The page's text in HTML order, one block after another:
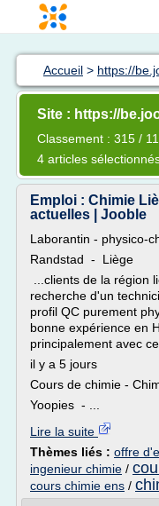
Accueil > https://
Site : https://
Classement : 315 /
4 articles
Emploi : Chimie
actuelles | Jooble
Laborantin - physico-
Randstad - Liège
...clients de la région
recherche d'un
profil QC purement
bonne expérience en
principalement avec
il y a 5 jours
Cours de chimie -
Yoopies - ...
Lire la suite
Thèmes liés : offre
ingenieur chimie /
cours chimie ens /